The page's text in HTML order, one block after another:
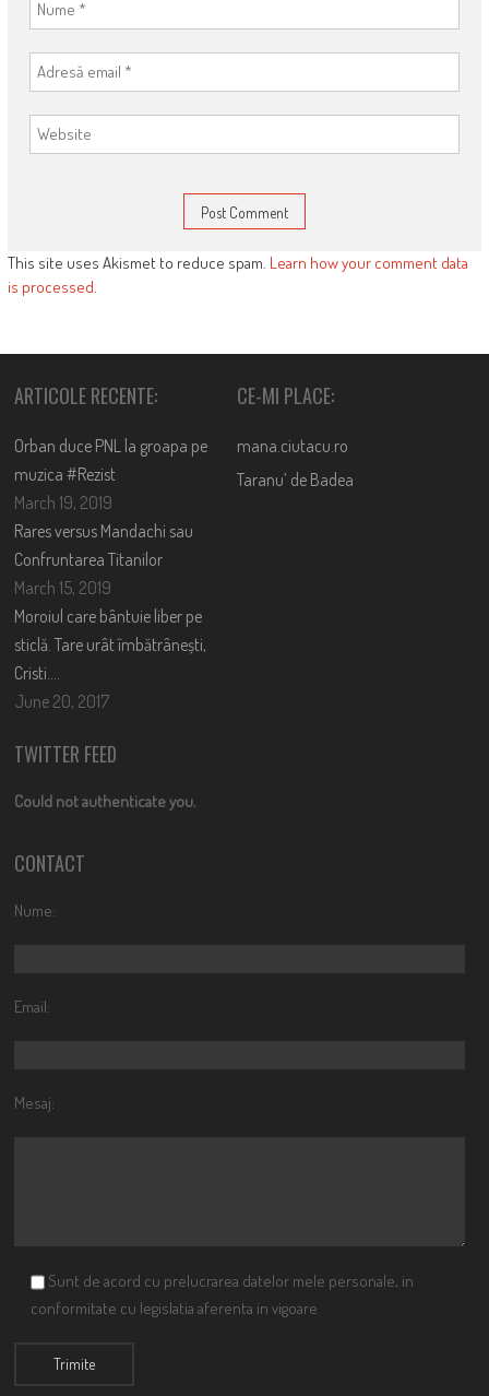
This site uses Akismet to reduce spam. Learn how your comment data
is processed.
ARTICOLE RECENTE:
Orban duce PNL la groapa pe
muzica #Rezist
March 19, 2019
Rares versus Mandachi sau
Confruntarea Titanilor
March 15, 2019
Moroiul care bântuie liber pe
sticlă. Tare urât îmbătrânești,
Cristi….
June 20, 2017
CE-MI PLACE:
mana.ciutacu.ro
Taranu’ de Badea
TWITTER FEED
Could not authenticate you.
CONTACT
Nume:
Email:
Mesaj:
Sunt de acord cu prelucrarea datelor mele personale, in
conformitate cu legislatia aferenta in vigoare